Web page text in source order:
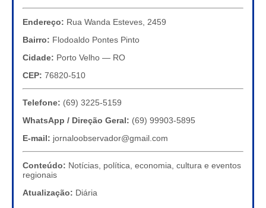
Endereço: Rua Wanda Esteves, 2459
Bairro: Flodoaldo Pontes Pinto
Cidade: Porto Velho — RO
CEP: 76820-510
Telefone: (69) 3225-5159
WhatsApp / Direção Geral: (69) 99903-5895
E-mail: jornaloobservador@gmail.com
Conteúdo: Notícias, política, economia, cultura e eventos
regionais
Atualização: Diária